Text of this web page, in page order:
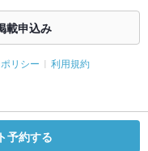
載申込み
リシー 利用規約
予約する